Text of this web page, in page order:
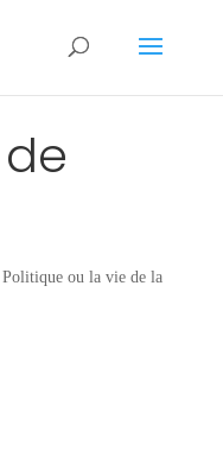
Politique ou la vie de la